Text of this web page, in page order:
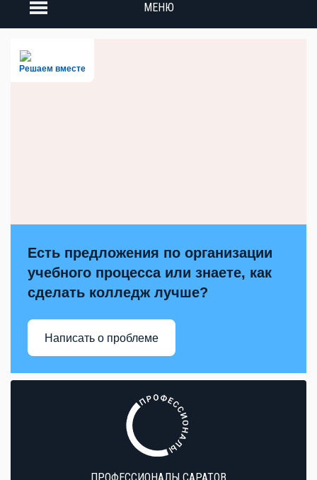
МЕНЮ
Решаем вместе
Есть предложения по организации
учебного процесса или знаете, как
сделать колледж лучше?
Написать о проблеме